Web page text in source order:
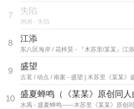
7 失陷
冽冽 - 失陷
8 江添
东八区海岸 / 花梓昊 - 『木苏里/某某』江添
9 盛望
古茗 / 动点 / 南案 - 盛望 | 木苏里《某某》
10 盛夏蝉鸣（《某某》原创同人
水禹 - 盛夏蝉鸣——木苏里《某某》原创